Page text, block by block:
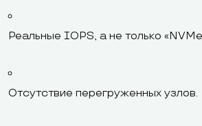
Реальные IOPS, а не только
Отсутствие перегруженных узлов.